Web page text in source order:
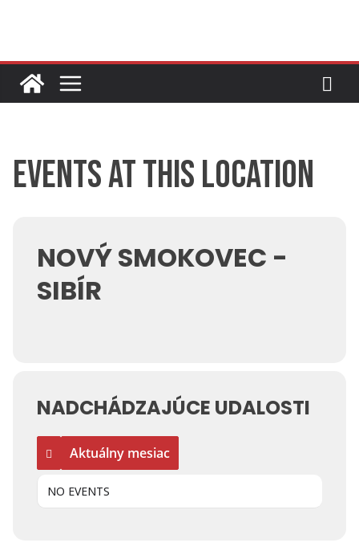
Events at this location
NOVÝ SMOKOVEC -
SIBÍR
NADCHÁDZAJÚCE UDALOSTI
Aktuálny mesiac
NO EVENTS